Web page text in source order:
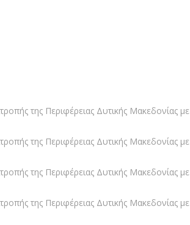
της Περιφέρειας Δυτικής Μακεδονίας με
της Περιφέρειας Δυτικής Μακεδονίας με
της Περιφέρειας Δυτικής Μακεδονίας με
της Περιφέρειας Δυτικής Μακεδονίας με